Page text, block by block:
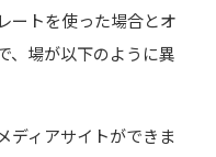
ートを使った場合とオ
、場が以下のように異
ディアサイトができま